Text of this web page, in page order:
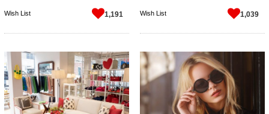
1,191
Wish List 1,039
Wish List